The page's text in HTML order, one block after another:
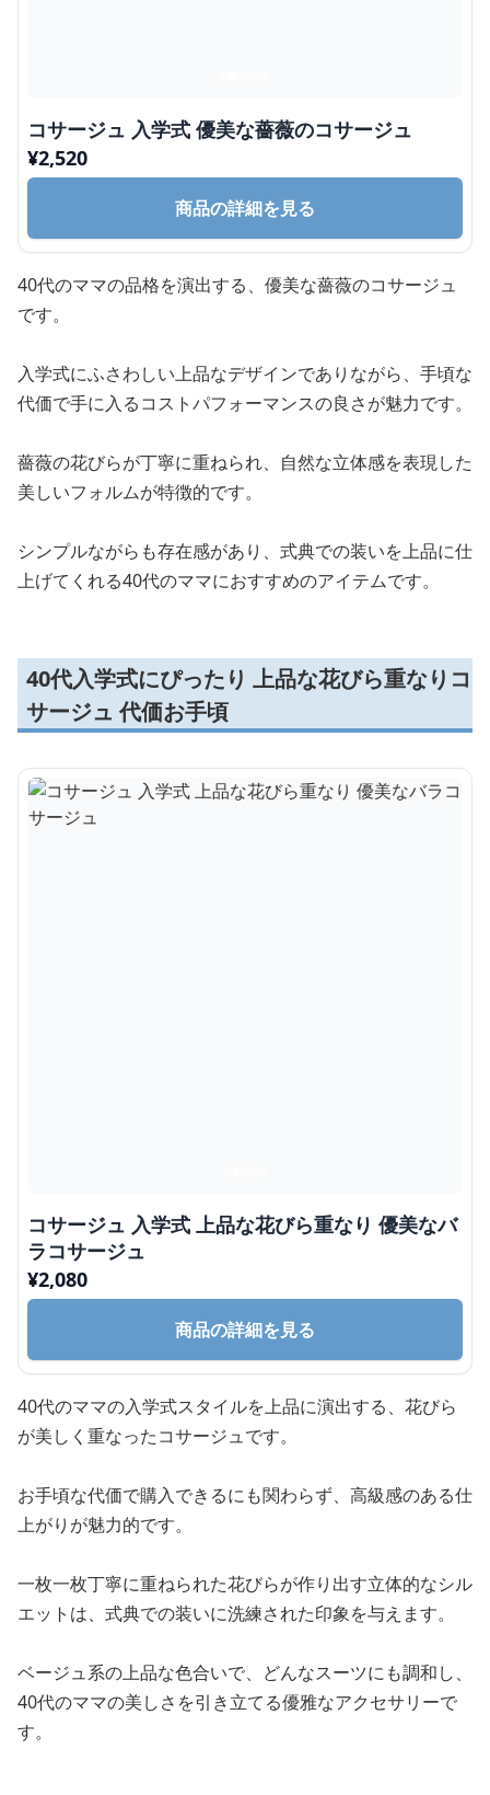
コサージュ 入学式 優美な薔薇のコサージュ
¥2,520
商品の詳細を見る
40代のママの品格を演出する、優美な薔薇のコサージュ
です。
入学式にふさわしい上品なデザインでありながら、手頃な
代価で手に入るコストパフォーマンスの良さが魅力です。
薔薇の花びらが丁寧に重ねられ、自然な立体感を表現した
美しいフォルムが特徴的です。
シンプルながらも存在感があり、式典での装いを上品に仕
上げてくれる40代のママにおすすめのアイテムです。
40代入学式にぴったり 上品な花びら重なりコ
サージュ 代価お手頃
コサージュ 入学式 上品な花びら重なり 優美なバ
ラコサージュ
¥2,080
商品の詳細を見る
40代のママの入学式スタイルを上品に演出する、花びら
が美しく重なったコサージュです。
お手頃な代価で購入できるにも関わらず、高級感のある仕
上がりが魅力的です。
一枚一枚丁寧に重ねられた花びらが作り出す立体的なシル
エットは、式典での装いに洗練された印象を与えます。
ベージュ系の上品な色合いで、どんなスーツにも調和し、
40代のママの美しさを引き立てる優雅なアクセサリーで
す。